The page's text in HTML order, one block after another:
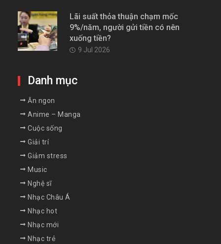
Lãi suất thỏa thuận chạm mốc
9%/năm, người gửi tiền có nên
xuống tiền?
9 Jul 2026
Danh mục
Ăn ngon
Anime – Manga
Cuộc sống
Giải trí
Giảm stress
Music
Nghệ sĩ
Nhạc Châu Á
Nhạc hot
Nhạc mới
Nhạc trẻ